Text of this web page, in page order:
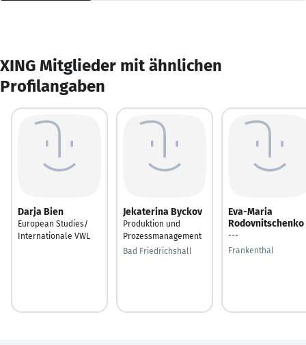
XING Mitglieder mit ähnlichen
Profilangaben
Darja Bien
European Studies/
Internationale VWL
Jekaterina Byckov
Produktion und
Prozessmanagement
Bad Friedrichshall
Eva-Maria
Rodovnitschenko
---
Frankenthal